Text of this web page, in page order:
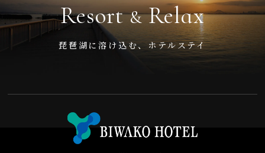
Resort&Relax
琵琶湖に溶け込む、ホテルステイ